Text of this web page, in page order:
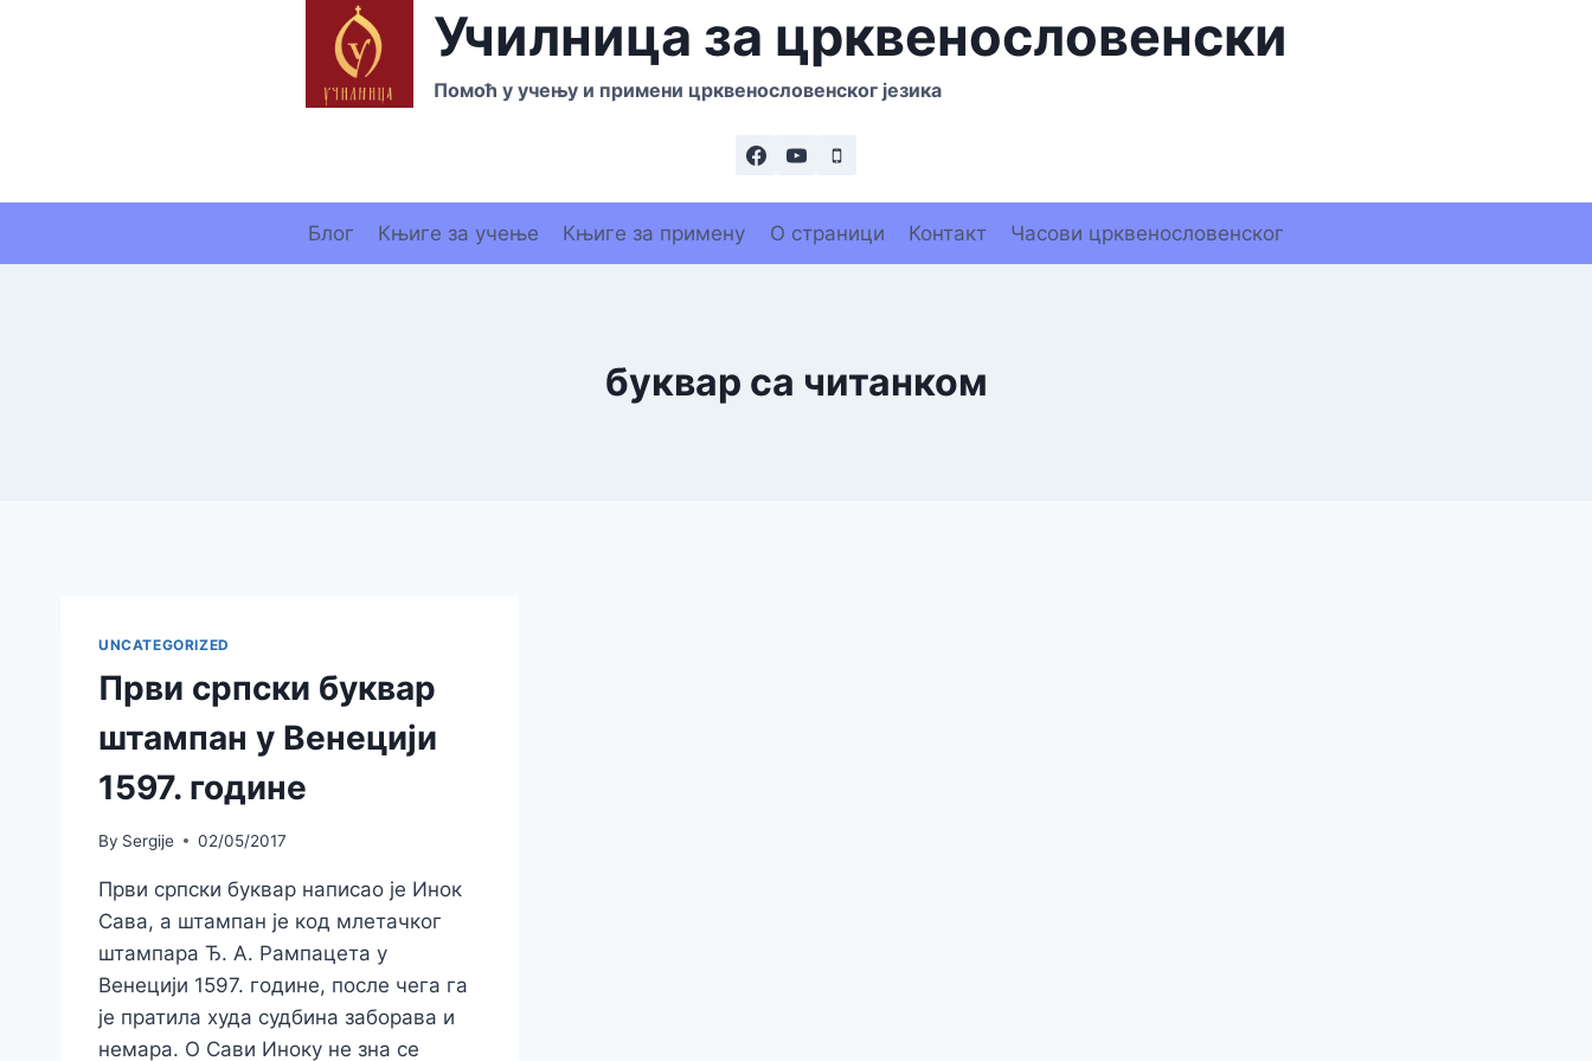
Училница за црквенословенски
Помоћ у учењу и примени црквенословенског језика
Блог Књиге за учење Књиге за примену О страници Контакт Часови црквенословенског
буквар са читанком
UNCATEGORIZED
Први српски буквар
штампан у Венецији
1597. године
By Sergije 02/05/2017
Први српски буквар написао је Инок
Сава, а штампан је код млетачког
штампара Ђ. А. Рампацета у
Венецији 1597. године, после чега га
је пратила худа судбина заборава и
немара. О Сави Иноку не зна се